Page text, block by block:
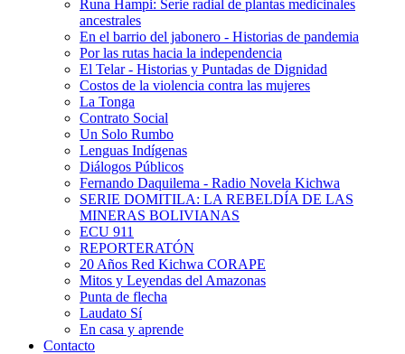
Runa Hampi: Serie radial de plantas medicinales
ancestrales
En el barrio del jabonero - Historias de pandemia
Por las rutas hacia la independencia
El Telar - Historias y Puntadas de Dignidad
Costos de la violencia contra las mujeres
La Tonga
Contrato Social
Un Solo Rumbo
Lenguas Indígenas
Diálogos Públicos
Fernando Daquilema - Radio Novela Kichwa
SERIE DOMITILA: LA REBELDÍA DE LAS
MINERAS BOLIVIANAS
ECU 911
REPORTERATÓN
20 Años Red Kichwa CORAPE
Mitos y Leyendas del Amazonas
Punta de flecha
Laudato Sí
En casa y aprende
Contacto